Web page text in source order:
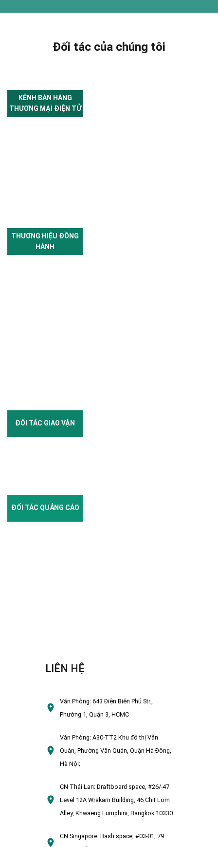
Đối tác của chúng tôi
KÊNH BÁN HÀNG
THƯƠNG MẠI ĐIỆN TỬ
THƯƠNG HIỆU ĐỒNG
HÀNH
ĐỐI TÁC GIAO VẬN
ĐỐI TÁC QUẢNG CÁO
LIÊN HỆ
Văn Phòng:643 Điện Biên Phủ Str.,
Phường 1, Quận 3, HCMC
Văn Phòng:A30-TT2 Khu đô thị Văn
Quán, Phường Văn Quán, Quận Hà Đông,
Hà Nội;
CN Thái Lan: Draftboard space, #26/-47
Level 12A Wrakarn Building, 46 Chit Lom
Alley, Khwaeng Lumphini, Bangkok 10330
CN Singapore: Bash space, #03-01, 79